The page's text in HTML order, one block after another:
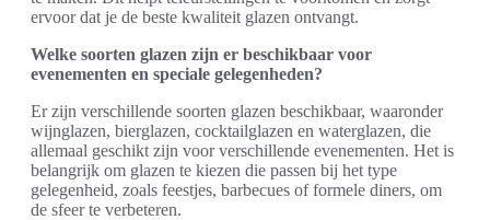
ervoor dat je de beste kwaliteit glazen ontvangt.
Welke soorten glazen zijn er beschikbaar voor
evenementen en speciale gelegenheden?
Er zijn verschillende soorten glazen beschikbaar, waaronder
wijnglazen, bierglazen, cocktailglazen en waterglazen, die
allemaal geschikt zijn voor verschillende evenementen. Het is
belangrijk om glazen te kiezen die passen bij het type
gelegenheid, zoals feestjes, barbecues of formele diners, om
de sfeer te verbeteren.